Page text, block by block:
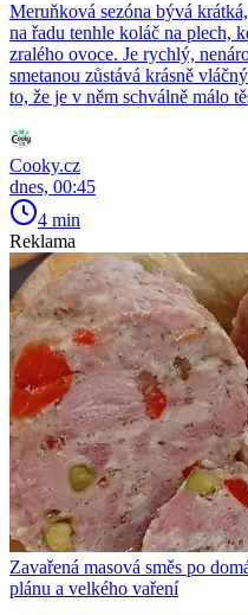
Meruňková sezóna bývá
na řadu tenhle koláč na plech,
zralého ovoce. Je rychlý,
smetanou zůstává krásně
to, že je v něm schválně málo
Cooky.cz
dnes, 00:45
4 min
Reklama
Zavařená masová směs po
plánu a velkého vaření